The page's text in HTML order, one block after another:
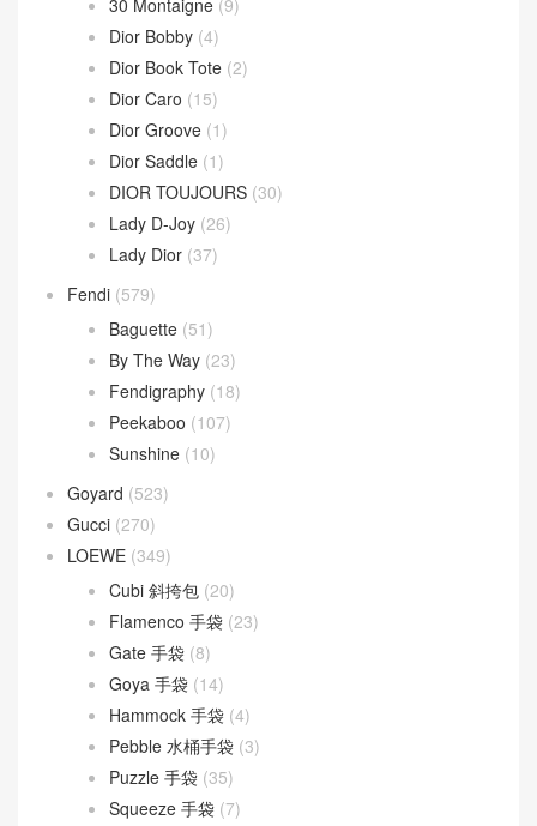
Dior Bobby (4)
Dior Book Tote (2)
Dior Caro (15)
Dior Groove (1)
Dior Saddle (1)
DIOR TOUJOURS (30)
Lady D-Joy (26)
Lady Dior (37)
Fendi (579)
Baguette (51)
By The Way (23)
Fendigraphy (18)
Peekaboo (107)
Sunshine (10)
Goyard (523)
Gucci (270)
LOEWE (349)
Cubi 斜挎包 (20)
Flamenco 手袋 (23)
Gate 手袋 (8)
Goya 手袋 (14)
Hammock 手袋 (4)
Pebble 水桶手袋 (3)
Puzzle 手袋 (35)
Squeeze 手袋 (7)